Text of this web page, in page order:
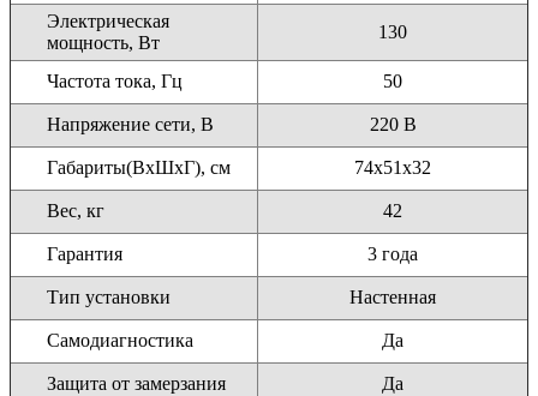
Электрическая
мощность, Вт
130
Частота тока, Гц 50
Напряжение сети, В 220 В
Габариты(ВxШxГ), см 74х51х32
Вес, кг 42
Гарантия 3 года
Тип установки Настенная
Самодиагностика Да
Защита от замерзания
Да